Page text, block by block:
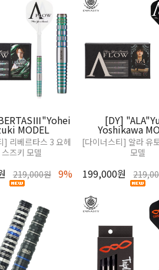
MODEL
] 리베르타스 3 요헤
스즈키 모델
219,000원 9%
[DY]
Yoshikawa
[다이너스티] 알라 유
모델
199,000원